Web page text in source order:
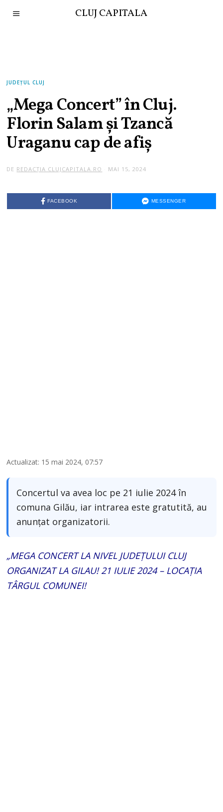
CLUJ CAPITALA
JUDEȚUL CLUJ
„Mega Concert” în Cluj.
Florin Salam și Tzancă
Uraganu cap de afiș
DE REDACȚIA CLUJCAPITALA.RO MAI 15, 2024
FACEBOOK MESSENGER
Actualizat: 15 mai 2024, 07:57
Concertul va avea loc pe 21 iulie 2024 în
comuna Gilău, iar intrarea este gratutită, au
anunțat organizatorii.
„MEGA CONCERT LA NIVEL JUDEȚULUI CLUJ
ORGANIZAT LA GILAU! 21 IULIE 2024 – LOCAȚIA
TÂRGUL COMUNEI!